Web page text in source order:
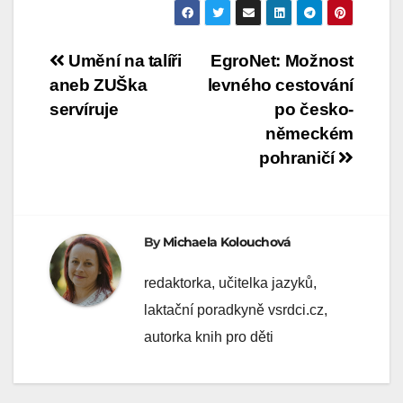
Navigace
pro
EgroNet: Možnost
levného cestování
po česko-
německém
pohraničí
Umění na talíři
aneb ZUŠka
servíruje
ByMichaela Kolouchová
redaktorka, učitelka jazyků,
laktační poradkyně vsrdci.cz,
autorka knih pro děti